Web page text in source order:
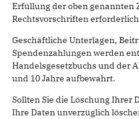
Erfüllung der oben genannten
Rechtsvorschriften
Geschäftliche Unterlagen,
Spendenzahlungen werden
Handelsgesetzbuchs und der
und 10 Jahre aufbewahrt.
Sollten Sie die Löschung Ihrer
Ihre Daten unverzüglich